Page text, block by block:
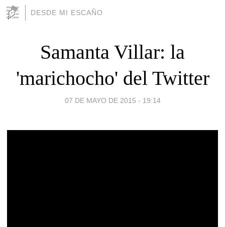
DESDE MI ESCAÑO
Samanta Villar: la
'marichocho' del Twitter
07 DE MAYO DE 2015 - 19:14